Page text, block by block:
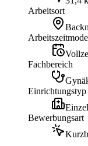
Arbeitsort
Fachbereich
Einrichtungstyp
Bewerbungsart